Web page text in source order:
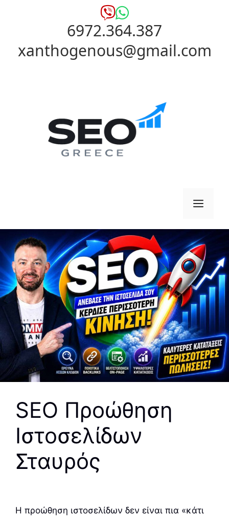
6972.364.387
xanthogenous@gmail.com
SEO Προώθηση
Ιστοσελίδων
Σταυρός
Η προώθηση ιστοσελίδων δεν είναι πια «κάτι